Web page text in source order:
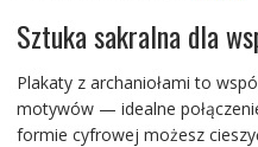
Sztuka sakralna dla
Plakaty z archaniołami to
motywów — idealne
formie cyfrowej możesz